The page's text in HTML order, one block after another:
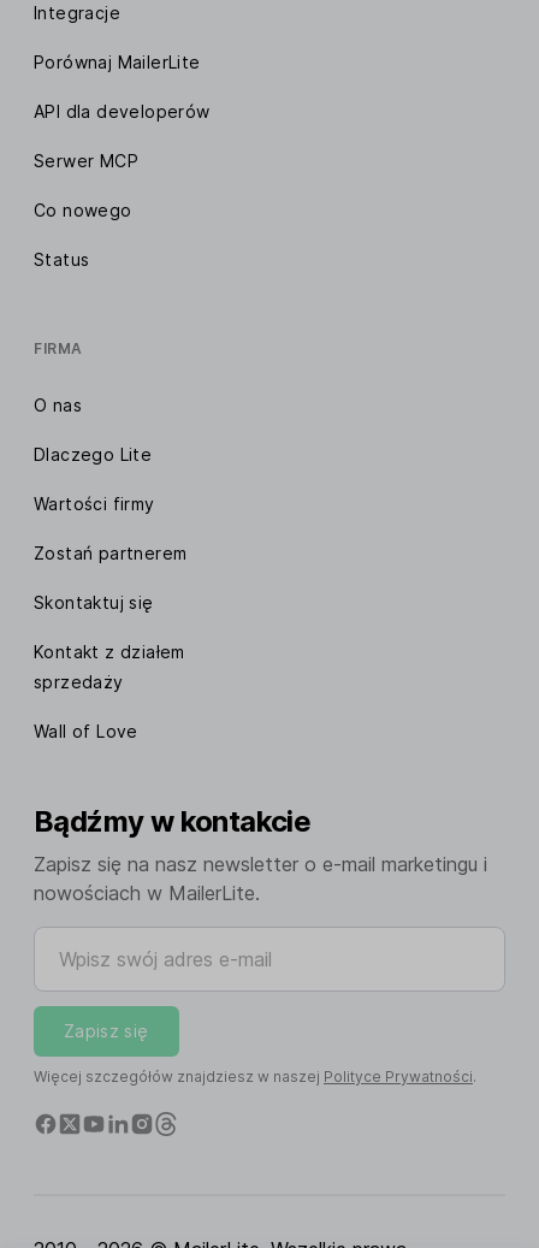
Integracje
Porównaj MailerLite
API dla developerów
Serwer MCP
Co nowego
Status
FIRMA
O nas
Dlaczego Lite
Wartości firmy
Zostań partnerem
Skontaktuj się
Kontakt z działem
sprzedaży
Wall of Love
Bądźmy w kontakcie
Zapisz się na nasz newsletter o e-mail marketingu i
nowościach w MailerLite.
Wpisz swój adres e-mail
Zapisz się
Więcej szczegółów znajdziesz w naszej Polityce Prywatności.